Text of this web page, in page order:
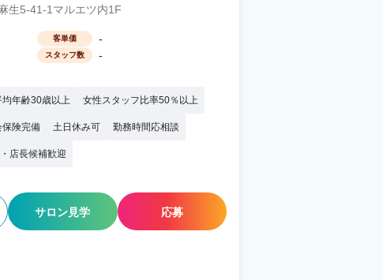
生5-41-1マルエツ内1F
客単価 -
スタッフ数 -
均年齢30歳以上 女性スタッフ比率50％以上
保険完備 土日休み可 勤務時間応相談
店長候補歓迎
サロン見学 応募